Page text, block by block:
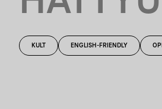
KULT ENGLISH-FRIENDLY